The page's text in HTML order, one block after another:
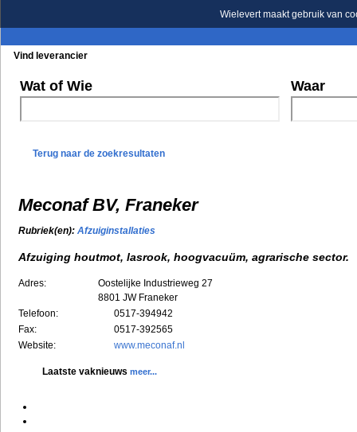
Wielevert maakt gebruik van
Vind leverancier
Wat of Wie Waar
Terug naar de zoekresultaten
Meconaf BV, Franeker
Rubriek(en): Afzuiginstallaties
Afzuiging houtmot, lasrook, hoogvacuüm, agrarische sector.
Adres:
Oostelijke Industrieweg 27
8801 JW Franeker
Telefoon:
0517-394942
Fax:
0517-392565
Website:
www.meconaf.nl
Laatste vaknieuws meer...